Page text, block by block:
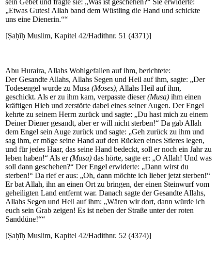
„Etwas Gutes! Allah band dem Wüstling die Hand und schickte
uns eine Dienerin.““
[Ṣaḥīḥ Muslim, Kapitel 42/Hadithnr. 51 (4371)]
Abu Huraira, Allahs Wohlgefallen auf ihm, berichtete:
Der Gesandte Allahs, Allahs Segen und Heil auf ihm, sagte: „Der
Todesengel wurde zu Musa (Moses), Allahs Heil auf ihm,
geschickt. Als er zu ihm kam, verpasste dieser(Musa) ihm einen
kräftigen Hieb und zerstörte dabei eines seiner Augen. Der Engel
kehrte zu seinem Herrn zurück und sagte: „Du hast mich zu einem
Deiner Diener gesandt, aber er will nicht sterben!“ Da gab Allah
dem Engel sein Auge zurück und sagte: „Geh zurück zu ihm und
sag ihm, er möge seine Hand auf den Rücken eines Stieres legen,
und für jedes Haar, das seine Hand bedeckt, soll er noch ein Jahr zu
leben haben!“ Als er(Musa) das hörte, sagte er: „O Allah! Und was
soll dann geschehen?“ Der Engel erwiderte: „Dann wirst du
sterben!“ Da rief er aus: „Oh, dann möchte ich lieber jetzt sterben!“
Er bat Allah, ihn an einen Ort zu bringen, der einen Steinwurf vom
geheiligten Land entfernt war. Danach sagte der Gesandte Allahs,
Allahs Segen und Heil auf ihm: „Wären wir dort, dann würde ich
euch sein Grab zeigen! Es ist neben der Straße unter der roten
Sanddüne!““
[Ṣaḥīḥ Muslim, Kapitel 42/Hadithnr. 52 (4374)]